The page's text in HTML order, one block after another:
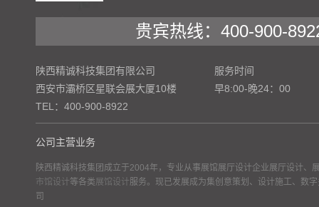
贵宾热线：400-900-
陕西精诚科技集团有限公司
西安市灞桥区星联会展大厦10楼
TEL：400-900-8922
服务时间
早8:00-晚24：00
公司主营业务
陕西精诚科技集团成立于2004年，专业从事展馆展厅设计企业展厅设计、
市馆设计等各类 展馆设计 服务。现已发展成为集创意策划、设计施工、数
司